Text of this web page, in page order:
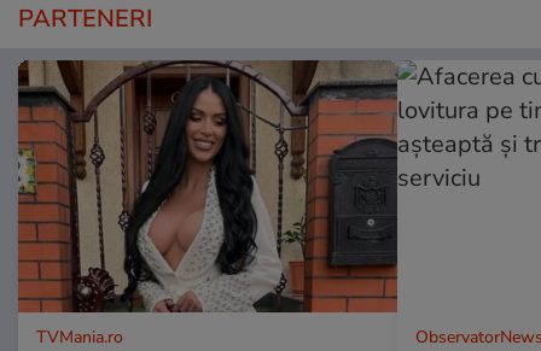
PARTENERI
TVMania.ro